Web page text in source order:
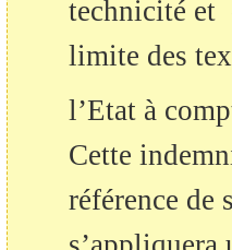
technicité et
limite des
l’Etat à
Cette
référence de